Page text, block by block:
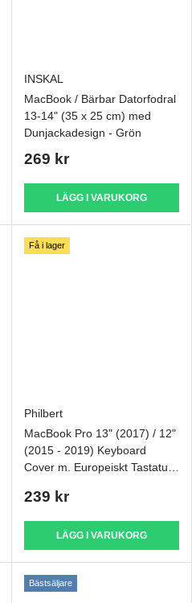
INSKAL
MacBook / Bärbar Datorfodral
13-14" (35 x 25 cm) med
Dunjackadesign - Grön
269 kr
LÄGG I VARUKORG
Få i lager
Philbert
MacBook Pro 13" (2017) / 12"
(2015 - 2019) Keyboard
Cover m. Europeiskt Tastatur -
239 kr
LÄGG I VARUKORG
Bästsäljare